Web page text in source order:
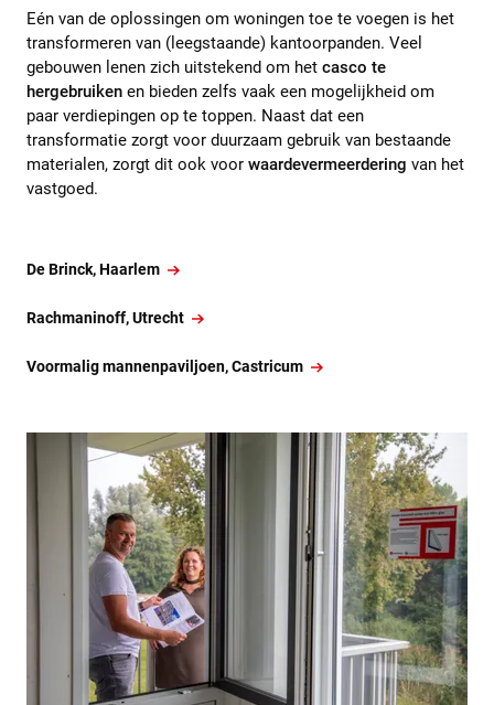
Eén van de oplossingen om woningen toe te voegen is het
transformeren van (leegstaande) kantoorpanden. Veel
gebouwen lenen zich uitstekend om het casco te
hergebruiken en bieden zelfs vaak een mogelijkheid om
paar verdiepingen op te toppen. Naast dat een
transformatie zorgt voor duurzaam gebruik van bestaande
materialen, zorgt dit ook voor waardevermeerdering van het
vastgoed.
De Brinck, Haarlem
Rachmaninoff, Utrecht
Voormalig mannenpaviljoen, Castricum